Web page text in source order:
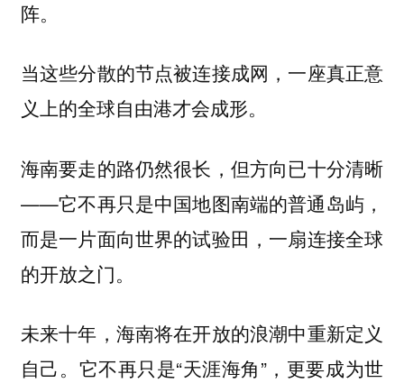
阵。
当这些分散的节点被连接成网，一座真正意
义上的全球自由港才会成形。
海南要走的路仍然很长，但方向已十分清晰
——它不再只是中国地图南端的普通岛屿，
而是一片面向世界的试验田，一扇连接全球
的开放之门。
未来十年，海南将在开放的浪潮中重新定义
自己。它不再只是“天涯海角”，更要成为世